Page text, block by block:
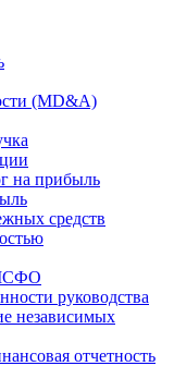
(MD&A)
на прибыль
средств
руководства
независимых
отчетность